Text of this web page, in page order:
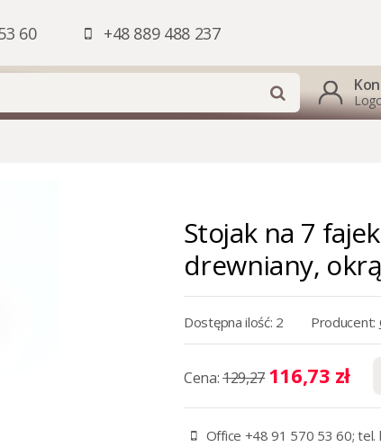
60 +48 889 488 237
Stojak na 7
drewniany,
Dostępna ilość: 2 Producent:
Cena:129,27 116,73 zł
Office +48 91 570 53 60;